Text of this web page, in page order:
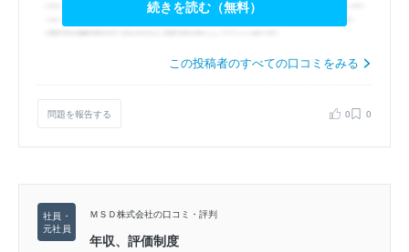
続きを読む（無料）
この投稿者のすべての口コミをみる
問題を報告する 0 0
ＭＳＤ株式会社の口コミ・評判
年収、評価制度